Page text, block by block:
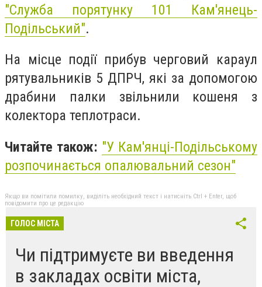
"Служба порятунку 101 Кам'янець-
Подільський".
На місце події прибув черговий караул
рятувальників 5 ДПРЧ, які за допомогою
драбини палки звільнили кошеня з
колектора теплотраси.
Читайте також: "У Кам'янці-Подільському
розпочинається опалювальний сезон"
Якщо ви помітили помилку, виділіть необхідний текст і натисніть Ctrl + Enter, щоб
повідомити про це редакцію
ГОЛОС МІСТА
Чи підтримуєте ви введення
в закладах освіти міста,